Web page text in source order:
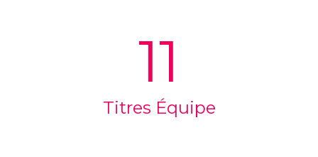
11
Titres Équipe